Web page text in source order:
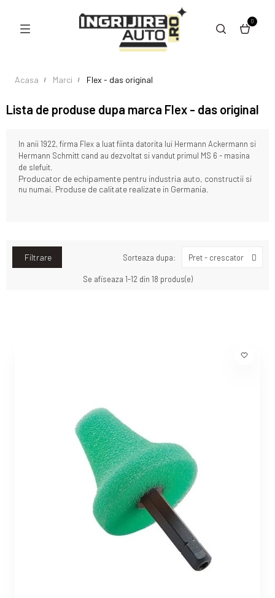
0
Acasa Marci Flex - das original
Lista de produse dupa marca Flex - das original
In anii 1922, firma Flex a luat fiinta datorita lui Hermann Ackermann si
Hermann Schmitt cand au dezvoltat si vandut primul MS 6 - masina
de slefuit.
Producator de echipamente pentru industria auto, constructii si
nu numai. Produse de calitate realizate in Germania.
Filtrare Sorteaza dupa: Pret - crescator
Se afiseaza 1-12 din 18 produs(e)